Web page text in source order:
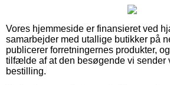
Vores hjemmeside er finansieret ved
samarbejder med utallige butikker på
publicerer forretningernes produkter,
tilfælde af at den besøgende vi sender
bestilling.